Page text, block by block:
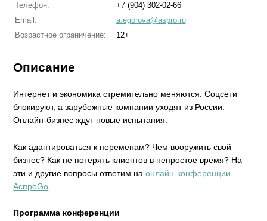
Телефон:
+7 (904) 302-02-66
Email:
a.egorova@aspro.ru
Возрастное ограничение:
12+
Описание
Интернет и экономика стремительно меняются. Соцсети
блокируют, а зарубежные компании уходят из России.
Онлайн-бизнес ждут новые испытания.
Как адаптироваться к переменам? Чем вооружить свой
бизнес? Как не потерять клиентов в непростое время? На
эти и другие вопросы ответим наонлайн-конференции
АспроGo
Программа конференции